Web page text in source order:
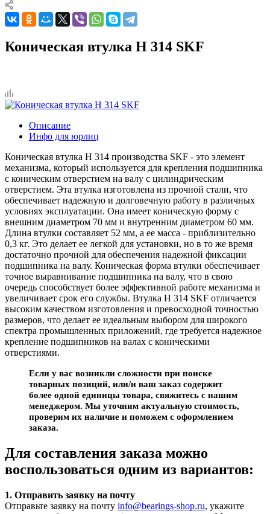
Коническая втулка H 314 SKF
Описание
Инфо для юрлиц
Коническая втулка H 314 производства SKF - это элемент
механизма, который используется для крепления подшипника
с коническим отверстием на валу с цилиндрическим
отверстием. Эта втулка изготовлена из прочной стали, что
обеспечивает надежную и долговечную работу в различных
условиях эксплуатации. Она имеет коническую форму с
внешним диаметром 70 мм и внутренним диаметром 60 мм.
Длина втулки составляет 52 мм, а ее масса - приблизительно
0,3 кг. Это делает ее легкой для установки, но в то же время
достаточно прочной для обеспечения надежной фиксации
подшипника на валу. Коническая форма втулки обеспечивает
точное выравнивание подшипника на валу, что в свою
очередь способствует более эффективной работе механизма и
увеличивает срок его службы. Втулка H 314 SKF отличается
высоким качеством изготовления и превосходной точностью
размеров, что делает ее идеальным выбором для широкого
спектра промышленных приложений, где требуется надежное
крепление подшипников на валах с коническими
отверстиями.
Если у вас возникли сложности при поиске
товарных позиций, или/и ваш заказ содержит
более одной единицы товара, свяжитесь с нашим
менеджером. Мы уточним актуальную стоимость,
проверим их наличие и поможем с оформлением
заказа.
Для составления заказа можно
воспользоваться одним из вариантов:
1. Отправить заявку на почту
Отправьте заявку на почту info@bearings-shop.ru, укажите